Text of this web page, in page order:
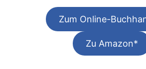
Zum Online-
Zu Amazon*